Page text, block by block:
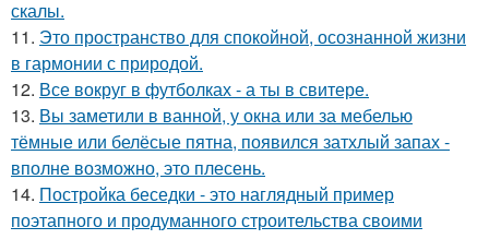
скалы.
11. Это пространство для спокойной, осознанной жизни
в гармонии с природой.
12. Все вокруг в футболках - а ты в свитере.
13. Вы заметили в ванной, у окна или за мебелью
тёмные или белёсые пятна, появился затхлый запах -
вполне возможно, это плесень.
14. Постройка беседки - это наглядный пример
поэтапного и продуманного строительства своими